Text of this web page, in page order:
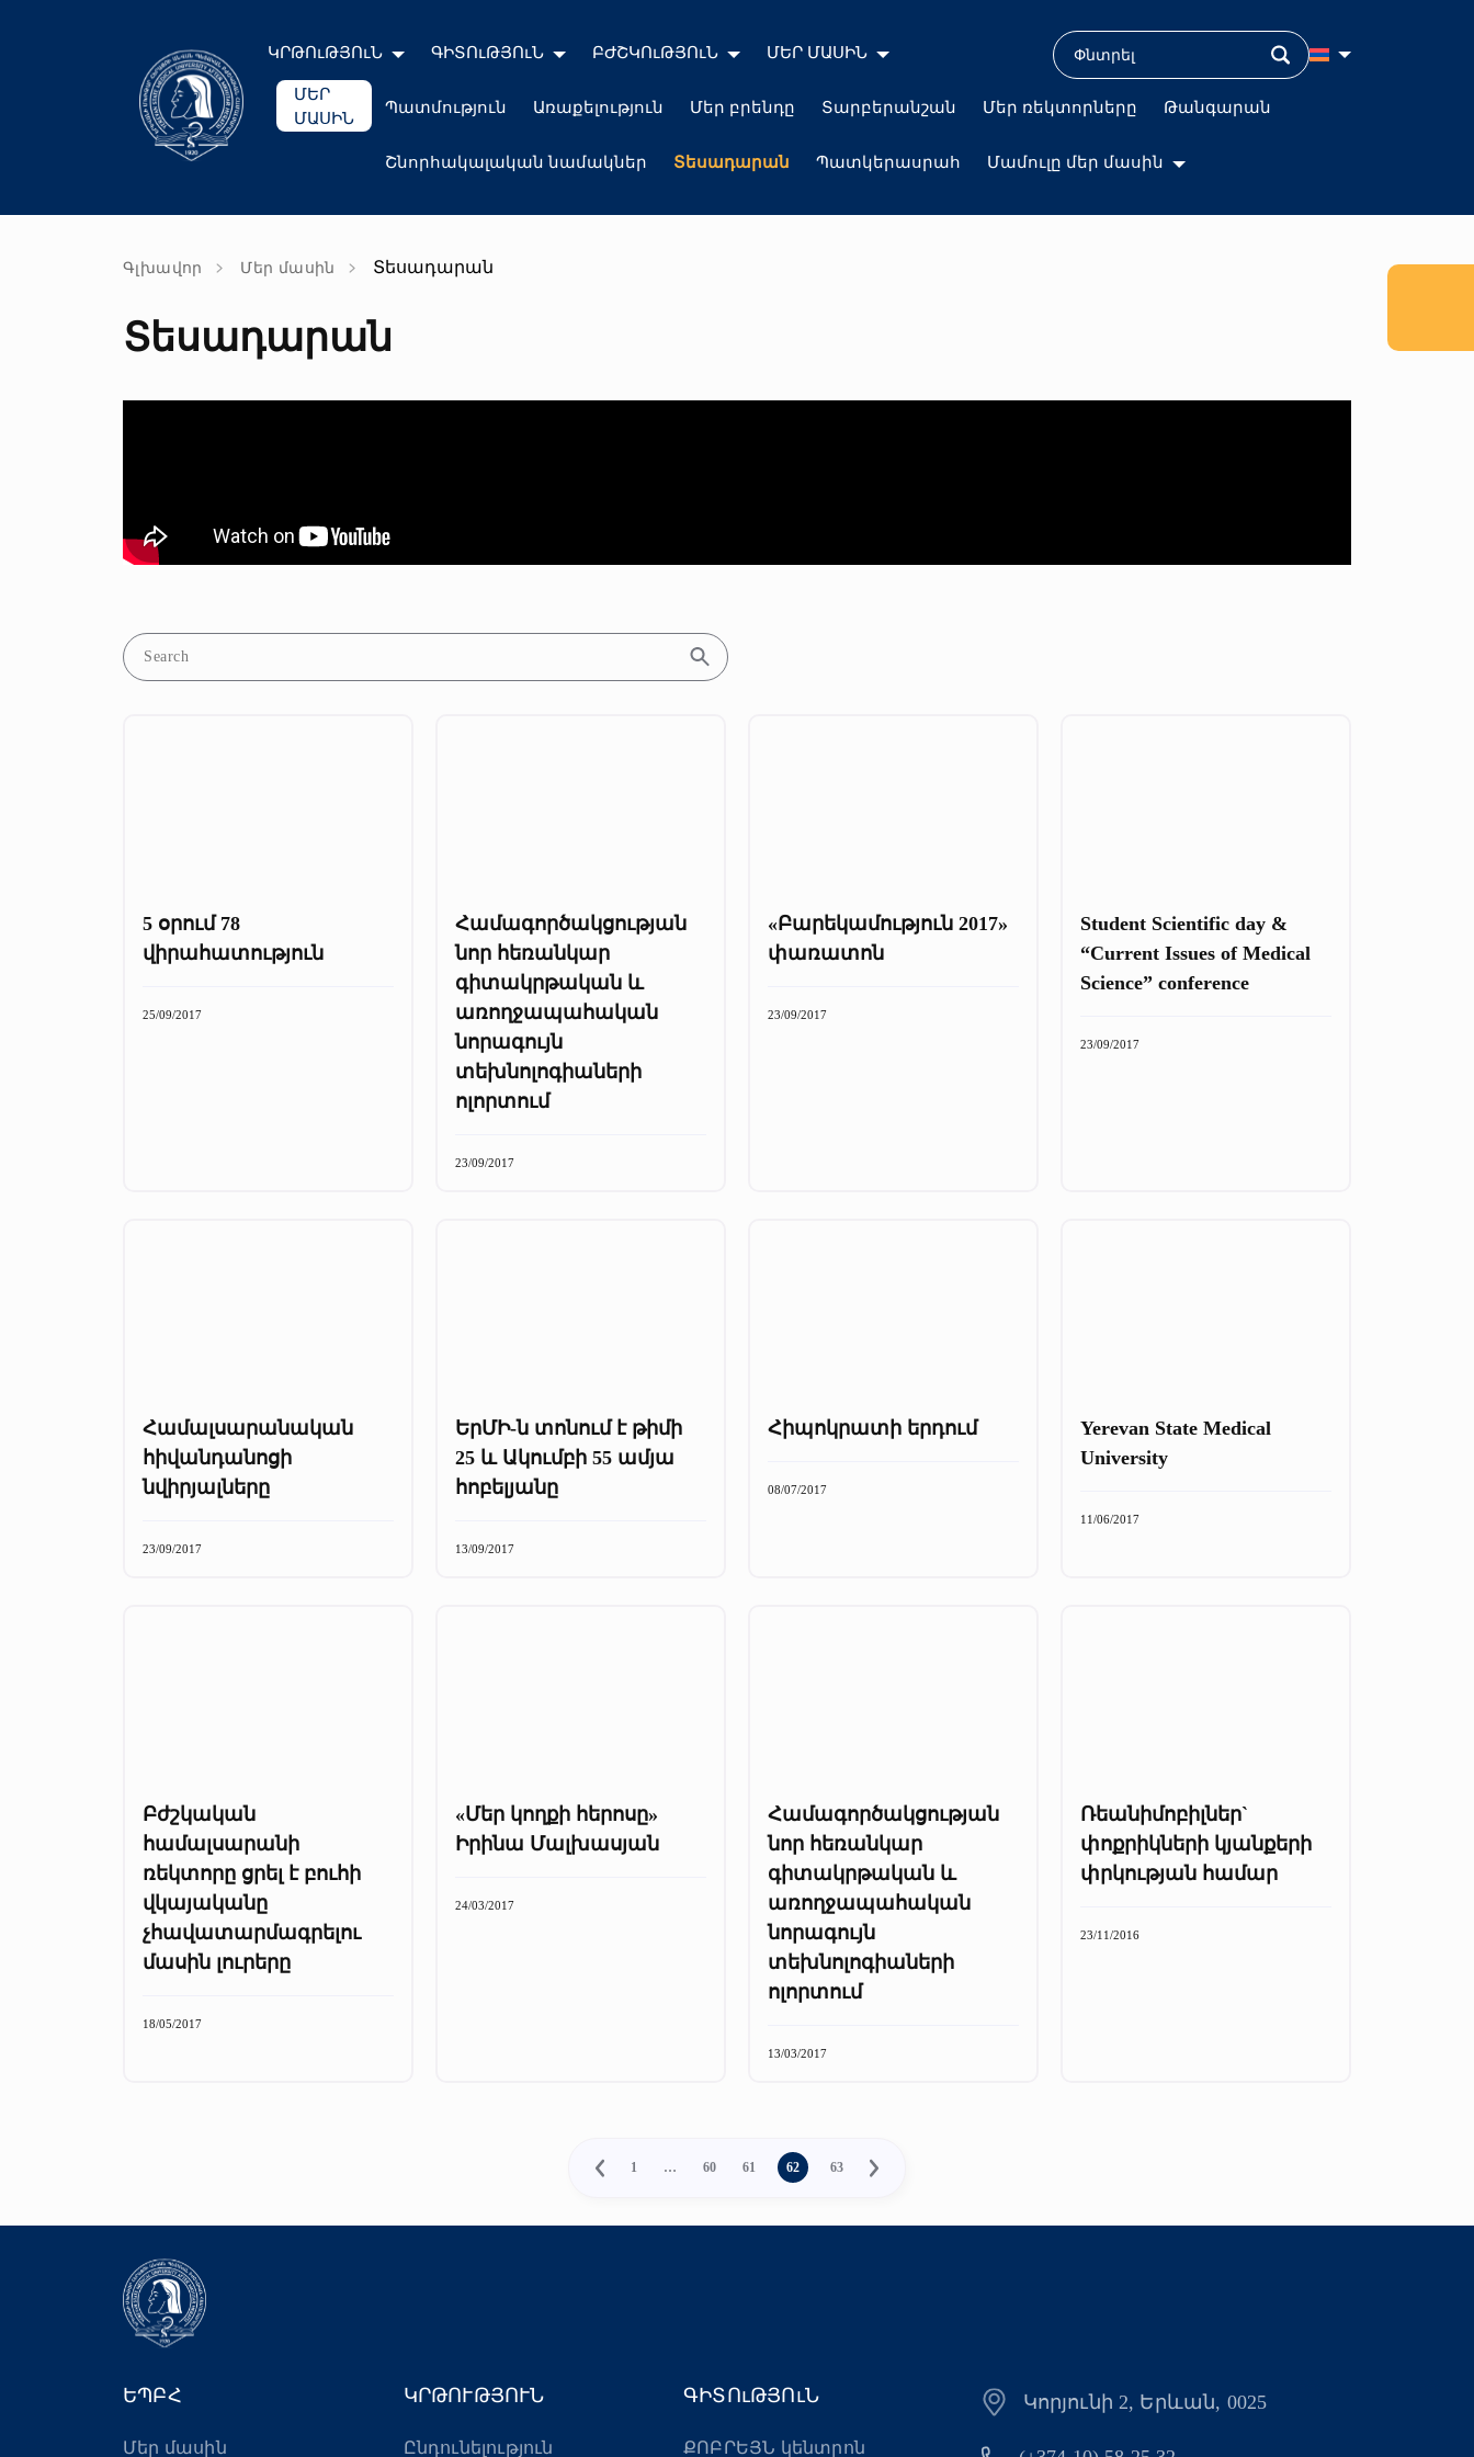
ԿՐԹՈւԹՅՈւՆ ԳԻՏՈւԹՅՈւՆ ԲԺՇԿՈւԹՅՈւՆ ՄԵՐ ՄԱՍԻՆ
ՄԵՐ
ՄԱՍԻՆ
Պատմություն Առաքելություն Մեր բրենդը Տարբերանշան Մեր ռեկտորները Թանգարան
Շնորհակալական նամակներ Տեսադարան Պատկերասրահ Մամուլը մեր մասին
Գլխավոր Մեր մասին Տեսադարան
Տեսադարան
5 օրում 78
վիրահատություն
25/09/2017
Համագործակցության
նոր հեռանկար
գիտակրթական և
առողջապահական
նորագույն
տեխնոլոգիաների
ոլորտում
23/09/2017
«Բարեկամություն 2017»
փառատոն
23/09/2017
Student Scientific day &
“Current Issues of Medical
Science” conference
23/09/2017
Համալսարանական
հիվանդանոցի
նվիրյալները
23/09/2017
ԵրՄԻ-ն տոնում է թիմի
25 և Ակումբի 55 ամյա
հոբելյանը
13/09/2017
Հիպոկրատի երդում
08/07/2017
Yerevan State Medical
University
11/06/2017
Բժշկական
համալսարանի
ռեկտորը ցրել է բուհի
վկայականը
չհավատարմագրելու
մասին լուրերը
18/05/2017
«Մեր կողքի հերոսը»
Իրինա Մալխասյան
24/03/2017
Համագործակցության
նոր հեռանկար
գիտակրթական և
առողջապահական
նորագույն
տեխնոլոգիաների
ոլորտում
13/03/2017
Ռեանիմոբիլներ`
փոքրիկների կյանքերի
փրկության համար
23/11/2016
1 … 60 61 62 63
ԵՊԲՀ
Մեր մասին
ԿՐԹՈՒԹՅՈՒՆ
Ընդունելություն
ԳԻՏՈւԹՅՈւՆ
ՔՈԲՐԵՅՆ կենտրոն
Կորյունի 2, Երևան, 0025